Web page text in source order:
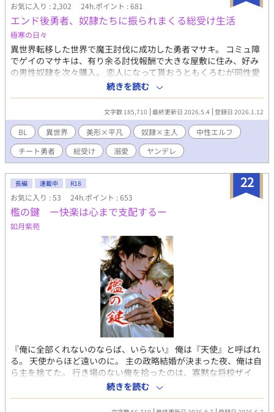
お気に入り : 2,302 24h.ポイント : 681
エンド後勇者、奴隷たちに振られまくる総受け生活
極寒の日々
異世界転移した世界で魔王討伐に成功した勇者マサキ。 コミュ障
でゲイのマサキは、有り余る討伐報酬で大きな屋敷に住み、好み
の男性奴隷を次々購入。 恋人になって貰おうともくろむが同性愛
が受け入れられていない世界でことごとく振られ続け、仕方がな
いので買い取った奴隷たちは解放して自立の面倒を見ている。 そ
んなある時、美しいエルフの少女奴隷を成り行きで買うことに。
自分に懐くエルフに父性が芽生えるが、どうやらその奴隷は少女
ではなかったようで…。 エルフに愛情を向けるマサキに、振った
はずの元奴隷たちの様子が徐々に変化していく。 最強なのにうだ
つが上がらないマサキの総受けライフ。
続きを読む
文字数 185,710 最終更新日 2026.5.4 登録日 2026.1.12
BL 異世界 美形×平凡 奴隷×主人
中性エルフ
チート勇者
総受け 溺愛 ヤンデレ
22
長編 連載中 R18
お気に入り : 53 24h.ポイント : 653
檻の鍵 ー快楽は心まで支配するー
如月紫苑
『俺に全部くれないのならば、いらない』 俺は『天使』と呼ばれ
る。 天使からほど遠いのに。 主の政略結婚が決まった夜、俺は自
ら主を捨てた。 行き場のない俺を拾ったのは、寡黙な将校ザイ
ル。 誠実で、不器用で、真っ直ぐな男。 俺を欲しがった男。 初め
て男を受け入れる身体を甘く犯し、快楽を教え、少しずつ理性も
人生も俺へ捧げさせていく。 だが俺を失った元主は、莫大な財産
続きを読む